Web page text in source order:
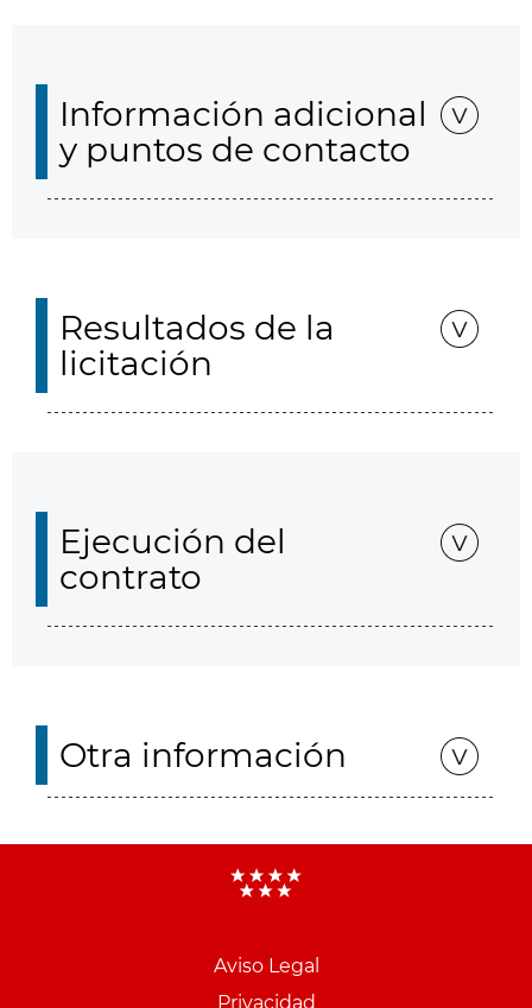
Información adicional
y puntos de contacto
Resultados de la
licitación
Ejecución del
contrato
Otra información
Aviso Legal
Privacidad